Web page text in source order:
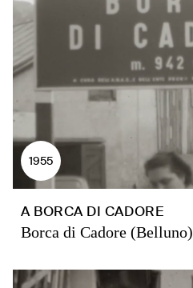
1955
A BORCA DI CADORE
Borca di Cadore (Belluno)